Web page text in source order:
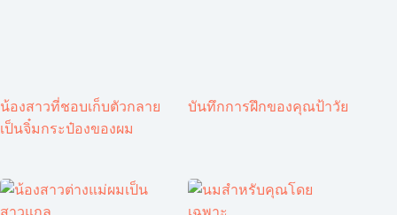
น้องสาวที่ชอบเก็บตัวกลาย
เป็นจิ๋มกระป๋องของผม
บันทึกการฝึกของคุณป้าวัย